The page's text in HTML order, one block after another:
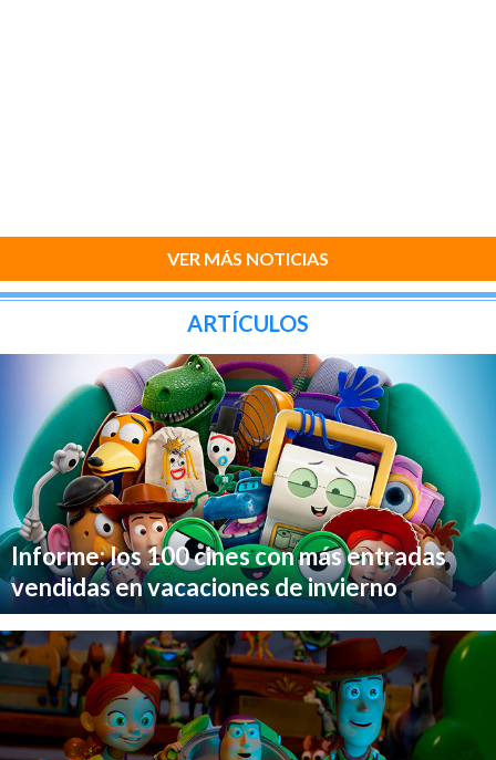
VER MÁS NOTICIAS
ARTÍCULOS
Informe: los 100 cines con más entradas
vendidas en vacaciones de invierno